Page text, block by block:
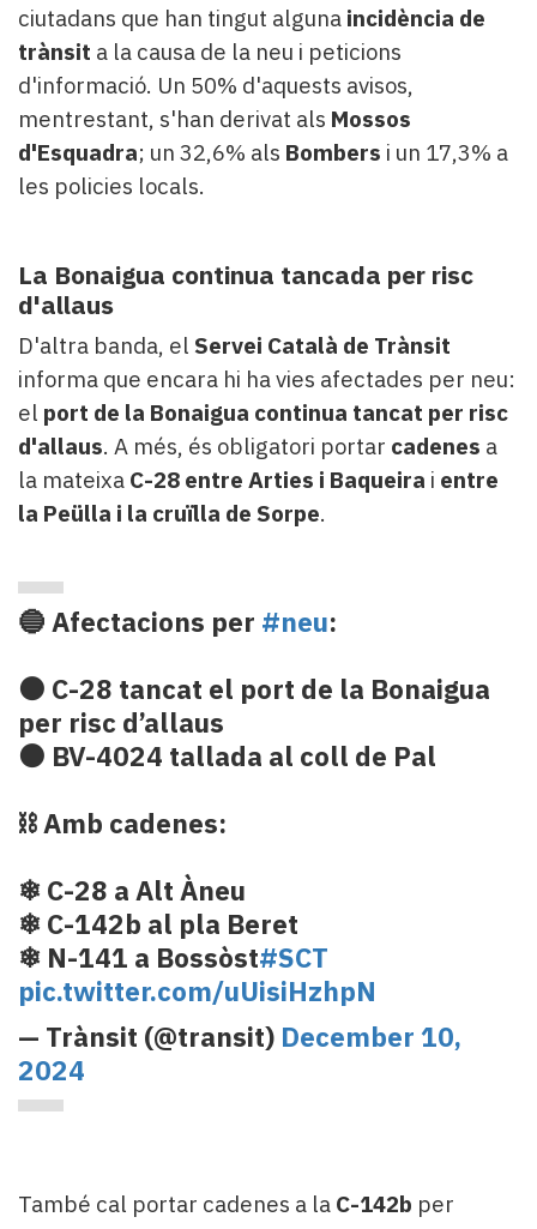
ciutadans que han tingut alguna incidència de
trànsit a la causa de la neu i peticions
d'informació. Un 50% d'aquests avisos,
mentrestant, s'han derivat als Mossos
d'Esquadra; un 32,6% als Bombers i un 17,3% a
les policies locals.
La Bonaigua continua tancada per risc
d'allaus
D'altra banda, el Servei Català de Trànsit
informa que encara hi ha vies afectades per neu:
el port de la Bonaigua continua tancat per risc
d'allaus. A més, és obligatori portar cadenes a
la mateixa C-28 entre Arties i Baqueira i entre
la Peülla i la cruïlla de Sorpe.
🔵 Afectacions per #neu:
⚫ C-28 tancat el port de la Bonaigua
per risc d’allaus
⚫ BV-4024 tallada al coll de Pal
⛓ Amb cadenes:
❄ C-28 a Alt Àneu
❄ C-142b al pla Beret
❄ N-141 a Bossòst#SCT
pic.twitter.com/uUisiHzhpN
— Trànsit (@transit) December 10,
2024
També cal portar cadenes a la C-142b per